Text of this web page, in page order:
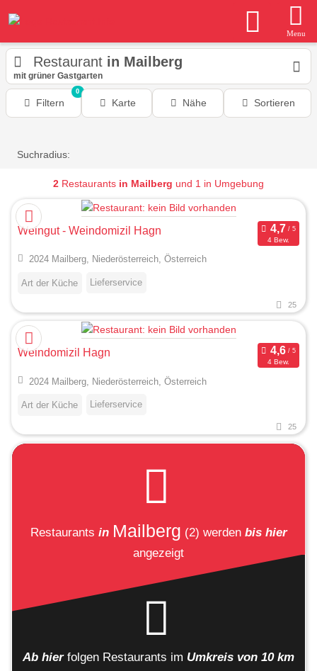
Menu
Restaurant in Mailberg
mit grüner Gastgarten
Filtern
0
Karte Nähe Sortieren
Suchradius:
2 Restaurants in Mailberg und 1 in Umgebung
Weingut - Weindomizil Hagn
4 Bew.
2024 Mailberg, Niederösterreich, Österreich
Art der Küche Lieferservice
25
Weindomizil Hagn
4 Bew.
2024 Mailberg, Niederösterreich, Österreich
Art der Küche Lieferservice
25
Restaurants in Mailberg (2) werden bis hier
angezeigt
Ab hier folgen Restaurants im Umkreis von 10 km